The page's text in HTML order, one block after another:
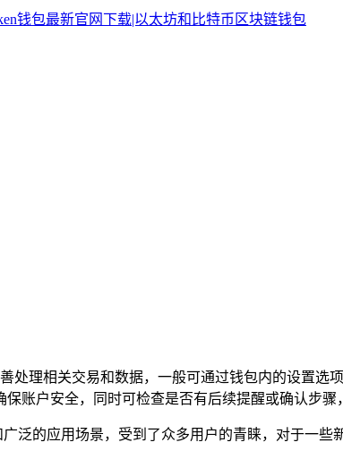
处理相关交易和数据，一般可通过钱包内的设置
账户安全，同时可检查是否有后续提醒或确认步
泛的应用场景，受到了众多用户的青睐，对于一